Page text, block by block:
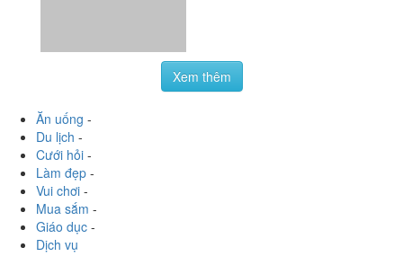
Xem thêm
Ăn uống -
Du lịch -
Cưới hỏi -
Làm đẹp -
Vui chơi -
Mua sắm -
Giáo dục -
Dịch vụ